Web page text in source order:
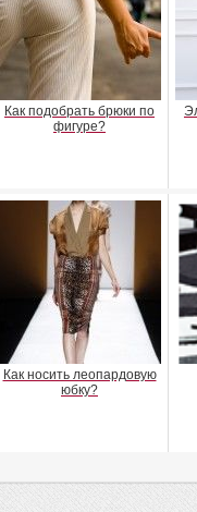
Как подобрать брюки по
фигуре?
Как носить леопардовую
юбку?